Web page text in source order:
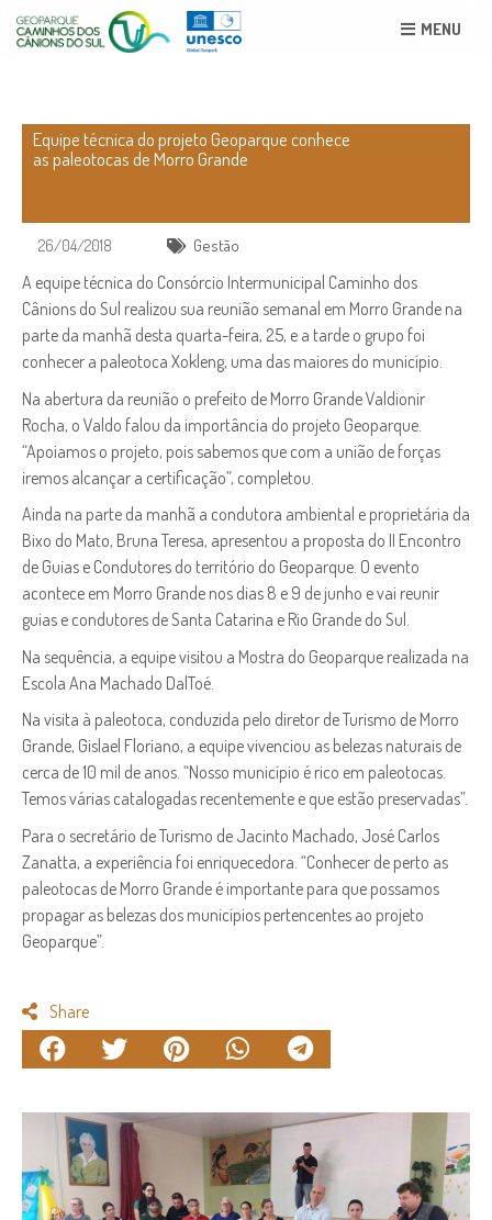
MENU
Equipe técnica do projeto Geoparque conhece
as paleotocas de Morro Grande
26/04/2018 Gestão
A equipe técnica do Consórcio Intermunicipal Caminho dos
Cânions do Sul realizou sua reunião semanal em Morro Grande na
parte da manhã desta quarta-feira, 25, e a tarde o grupo foi
conhecer a paleotoca Xokleng, uma das maiores do município.
Na abertura da reunião o prefeito de Morro Grande Valdionir
Rocha, o Valdo falou da importância do projeto Geoparque.
“Apoiamos o projeto, pois sabemos que com a união de forças
iremos alcançar a certificação”, completou.
Ainda na parte da manhã a condutora ambiental e proprietária da
Bixo do Mato, Bruna Teresa, apresentou a proposta do II Encontro
de Guias e Condutores do território do Geoparque. O evento
acontece em Morro Grande nos dias 8 e 9 de junho e vai reunir
guias e condutores de Santa Catarina e Rio Grande do Sul.
Na sequência, a equipe visitou a Mostra do Geoparque realizada na
Escola Ana Machado DalToé.
Na visita à paleotoca, conduzida pelo diretor de Turismo de Morro
Grande, Gislael Floriano, a equipe vivenciou as belezas naturais de
cerca de 10 mil de anos. “Nosso município é rico em paleotocas.
Temos várias catalogadas recentemente e que estão preservadas”.
Para o secretário de Turismo de Jacinto Machado, José Carlos
Zanatta, a experiência foi enriquecedora. “Conhecer de perto as
paleotocas de Morro Grande é importante para que possamos
propagar as belezas dos municípios pertencentes ao projeto
Geoparque”.
Share